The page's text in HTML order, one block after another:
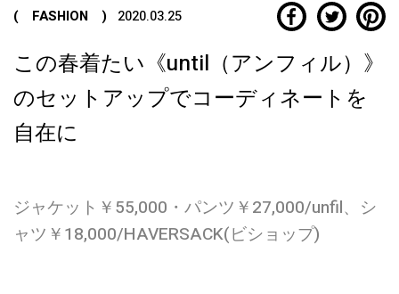
( FASHION ) 2020.03.25
この春着たい《until（アンフィル）》
のセットアップでコーディネートを
自在に
ジャケット￥55,000・パンツ￥27,000/unfil、シ
ャツ￥18,000/HAVERSACK(ビショップ)